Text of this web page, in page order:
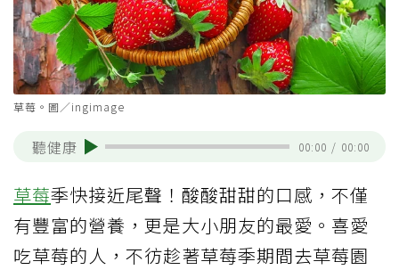
草莓。圖／ingimage
聽健康 00:00 / 00:00
草莓季快接近尾聲！酸酸甜甜的口感，不僅
有豐富的營養，更是大小朋友的最愛。喜愛
吃草莓的人，不彷趁著草莓季期間去草莓園